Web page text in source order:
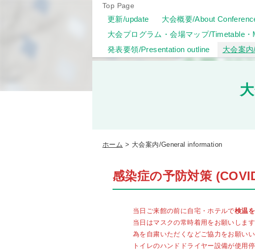
Top Page
更新/update 大会概要/About
大会プログラム・会場マップ/Timetable・
発表要領/Presentation outline
大会案
ホーム 大会案内/General information
感染症の予防対策
当日ご来館の前に自宅・ホテルで検温
当日はマスクの常時着用をお願いしま
為を自粛いただくなどご協力をお願いい
トイレのハンドドライヤー設備が使用